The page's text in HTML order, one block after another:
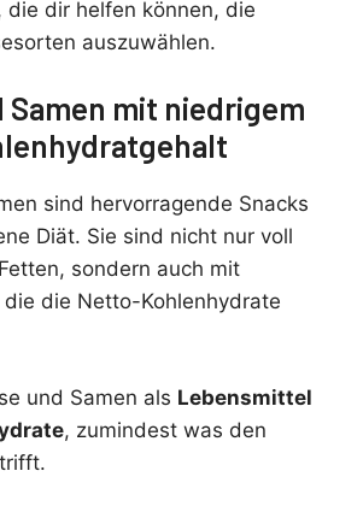
die dir helfen können, die
auszuwählen.
Samen mit niedrigem
sind hervorragende Snacks
Diät. Sie sind nicht nur voll
sondern auch mit
die Netto-Kohlenhydrate
und Samen als Lebensmittel
, zumindest was den